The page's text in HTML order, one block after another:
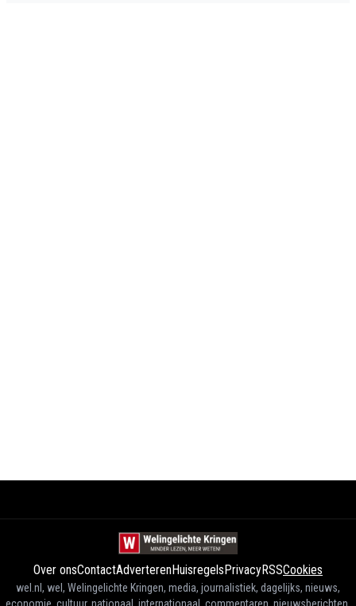
Over onsContactAdverterenHuisregelsPrivacyRSSCookies
wel.nl, wel, Welingelichte Kringen, media, journalistiek, dagelijks, nieuws,